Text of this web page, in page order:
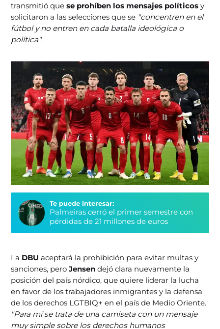
transmitió quese prohíben los mensajes políticos y
solicitaron a las selecciones que se "concentren en el
fútbol y no entren en cada batalla ideológica o
política".
Te puede interesar:
Palmeiras cerró el primer semestre con
pérdidas de 21 millones de euros
La DBUaceptará la prohibición para evitar multas y
sanciones, peroJensendejó clara nuevamente la
posición del país nórdico, que quiere liderar la lucha
en favor de los trabajadores inmigrantes y la defensa
de los derechos LGTBIQ+ en el país de Medio Oriente.
"Para mí se trata de una camiseta con un mensaje
muy simple sobre los derechos humanos